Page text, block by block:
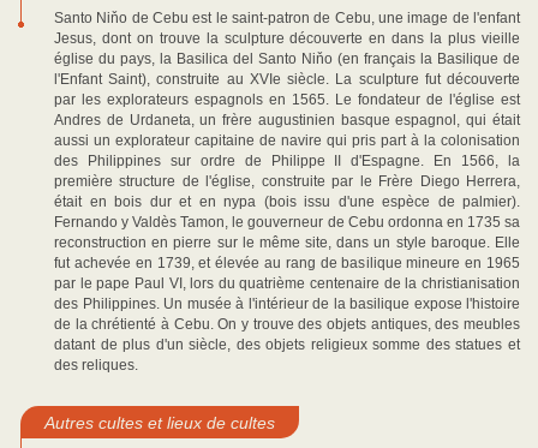
Santo Niňo de Cebu est le saint-patron de Cebu, une image de l'enfant
Jesus, dont on trouve la sculpture découverte en dans la plus vieille
église du pays, la Basilica del Santo Niňo (en français la Basilique de
l'Enfant Saint), construite au XVIe siècle. La sculpture fut découverte
par les explorateurs espagnols en 1565. Le fondateur de l'église est
Andres de Urdaneta, un frère augustinien basque espagnol, qui était
aussi un explorateur capitaine de navire qui pris part à la colonisation
des Philippines sur ordre de Philippe II d'Espagne. En 1566, la
première structure de l'église, construite par le Frère Diego Herrera,
était en bois dur et en nypa (bois issu d'une espèce de palmier).
Fernando y Valdès Tamon, le gouverneur de Cebu ordonna en 1735 sa
reconstruction en pierre sur le même site, dans un style baroque. Elle
fut achevée en 1739, et élevée au rang de basilique mineure en 1965
par le pape Paul VI, lors du quatrième centenaire de la christianisation
des Philippines. Un musée à l'intérieur de la basilique expose l'histoire
de la chrétienté à Cebu. On y trouve des objets antiques, des meubles
datant de plus d'un siècle, des objets religieux somme des statues et
des reliques.
Autres cultes et lieux de cultes